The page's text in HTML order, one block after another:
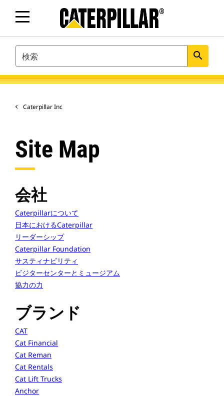
SEARCH search
Caterpillar Inc
Site Map
会社
Caterpillarについて
日本におけるCaterpillar
リーダーシップ
Caterpillar Foundation
サスティナビリティ
ビジターセンターとミュージアム
協力の力
ブランド
CAT
Cat Financial
Cat Reman
Cat Rentals
Cat Lift Trucks
Anchor